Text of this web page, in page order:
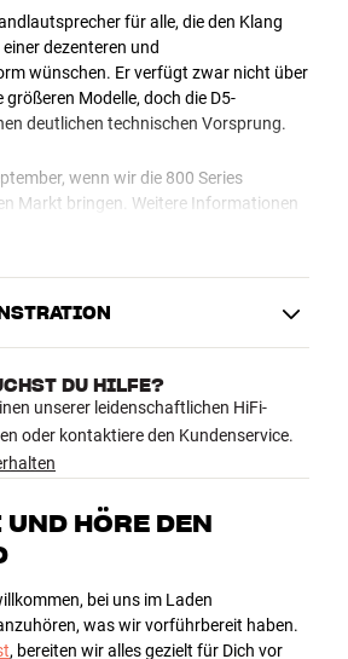
für alle, die den Klang
dezenteren und
wünschen. Er verfügt zwar nicht über
größeren Modelle, doch die D5-
deutlichen technischen Vorsprung.
wenn wir die 800 Series
Markt bringen. Weitere Informationen
PRÄZISER
Generation ist ein spezielles
Continuum-FST-Mitteltöner. Dies verleiht
Stimmen und Instrumente noch klarer
Geltung kommen.
einer verbesserten Matrix-
und zwei Aerofoil-Tieftönern in
Gehäuse. Kurz gesagt: Der 804 D5
Gehäuse wünschen.
DU HILFE?
unserer leidenschaftlichen HiFi-
oder kontaktiere den Kundenservice.
HÖRE DEN
bei uns im Laden
was wir vorführbereit haben.
, bereiten wir alles gezielt für Dich vor